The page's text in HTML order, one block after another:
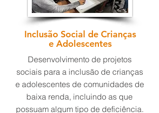
Inclusão Social de Crianças
e Adolescentes
Desenvolvimento de projetos
sociais para a inclusão de crianças
e adolescentes de comunidades de
baixa renda, incluindo as que
possuam algum tipo de deficiência.